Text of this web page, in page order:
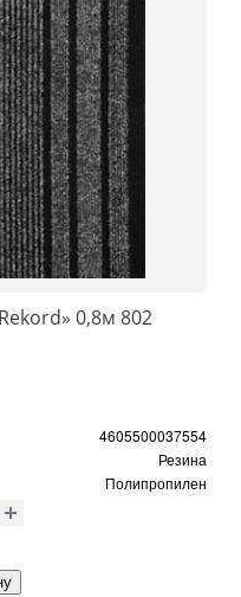
0,8м 802
4605500037554
Резина
Полипропилен